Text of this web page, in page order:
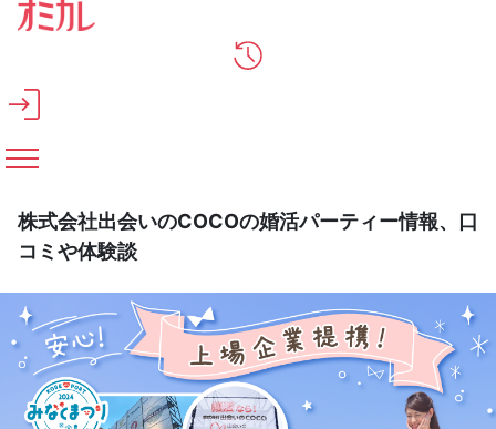
メインコンテンツへスキップ
株式会社出会いのCOCOの婚活パーティー情報、口
コミや体験談